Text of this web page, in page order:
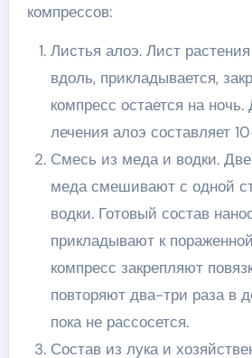
компрессов:
Листья алоэ. Лист растения
вдоль, прикладывается,
компресс остается на ночь.
лечения алоэ составляет
Смесь из меда и водки.
меда смешивают с одной
водки. Готовый состав
прикладывают к
компресс закрепляют
повторяют два-три раза в
пока не рассосется.
Состав из лука и